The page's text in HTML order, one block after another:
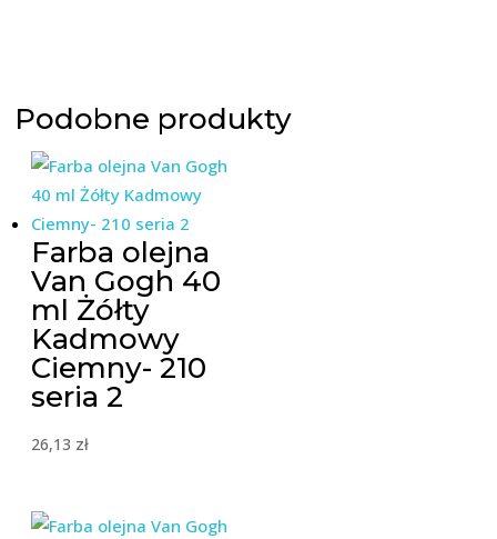
Podobne produkty
Farba olejna
Van Gogh 40
ml Żółty
Kadmowy
Ciemny- 210
seria 2
26,13 zł